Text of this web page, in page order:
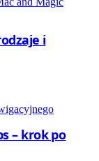
i
– krok po